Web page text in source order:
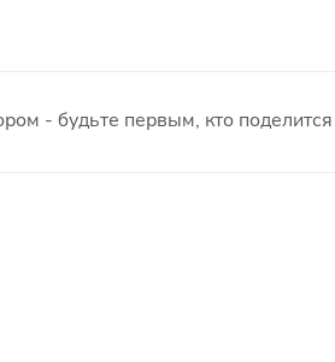
- будьте первым, кто